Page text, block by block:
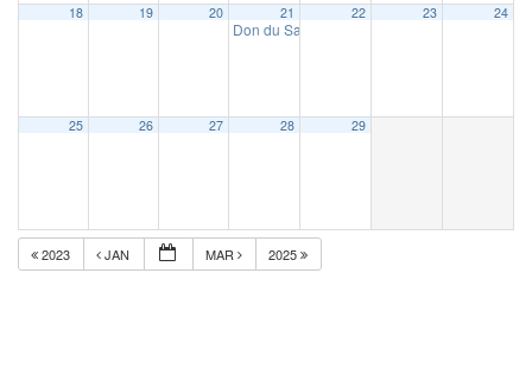
18 19 20 21
Don du Sang
22 23 24
25 26 27 28 29
2023 JAN MAR 2025